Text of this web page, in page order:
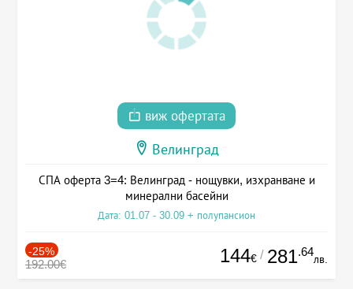
виж офертата
Велинград
СПА оферта 3=4: Велинград - нощувки, изхранване и
минерални басейни
Дата: 01.07 - 30.09 + полупансион
-25%
192.00€ 144€ / 281.64
лв.